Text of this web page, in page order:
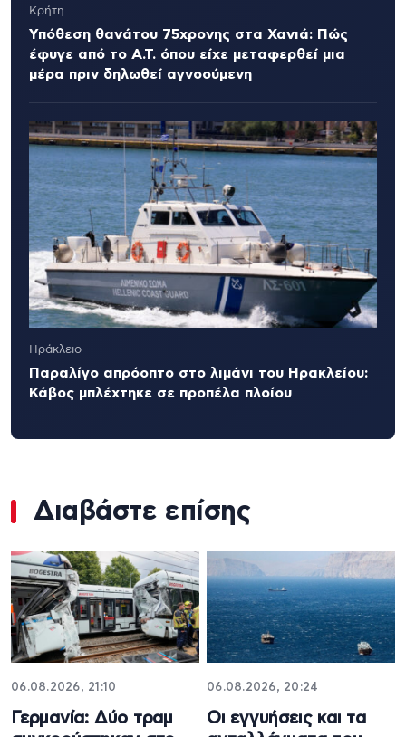
Κρήτη
Υπόθεση θανάτου 75χρονης στα Χανιά: Πώς
έφυγε από το Α.Τ. όπου είχε μεταφερθεί μια
μέρα πριν δηλωθεί αγνοούμενη
Ηράκλειο
Παραλίγο απρόοπτο στο λιμάνι του Ηρακλείου:
Κάβος μπλέχτηκε σε προπέλα πλοίου
Διαβάστε επίσης
06.08.2026, 21:10
Γερμανία: Δύο τραμ
06.08.2026, 20:24
Οι εγγυήσεις και τα